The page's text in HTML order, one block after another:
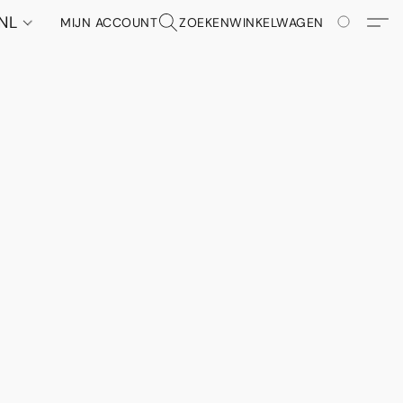
MIJN ACCOUNT ZOEKENWINKELWAGEN